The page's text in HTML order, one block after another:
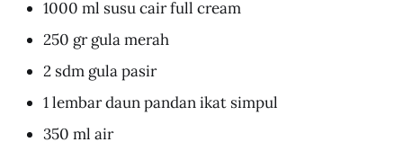
1000 ml susu cair full cream
250 gr gula merah
2 sdm gula pasir
1 lembar daun pandan ikat simpul
350 ml air